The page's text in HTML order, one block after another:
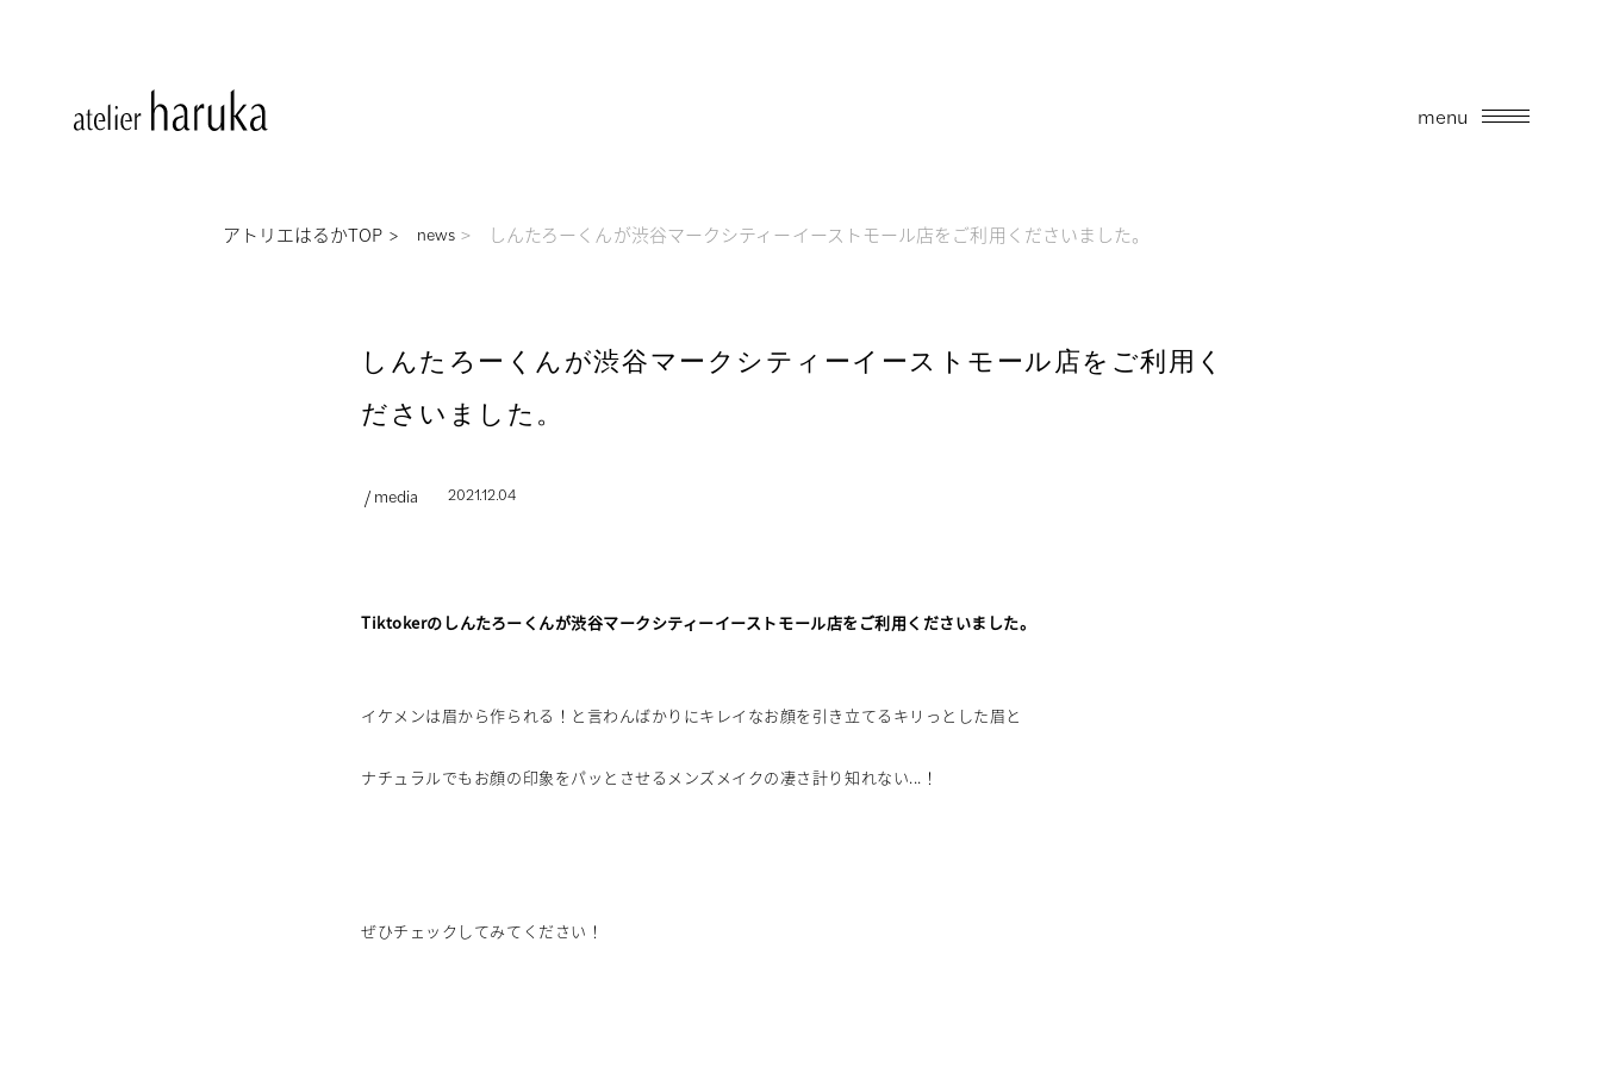
menu
アトリエはるかTOP news しんたろーくんが渋谷マークシティーイーストモール店をご利用くださいました。
しんたろーくんが渋谷マークシティーイーストモール店をご利用く
ださいました。
/ media 2021.12.04
Tiktokerのしんたろーくんが渋谷マークシティーイーストモール店をご利用くださいました。
イケメンは眉から作られる！と言わんばかりにキレイなお顔を引き立てるキリっとした眉と
ナチュラルでもお顔の印象をパッとさせるメンズメイクの凄さ計り知れない...！
ぜひチェックしてみてください！